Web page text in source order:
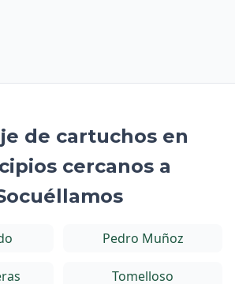
de cartuchos en
cercanos a
Pedro Muñoz
Tomelloso